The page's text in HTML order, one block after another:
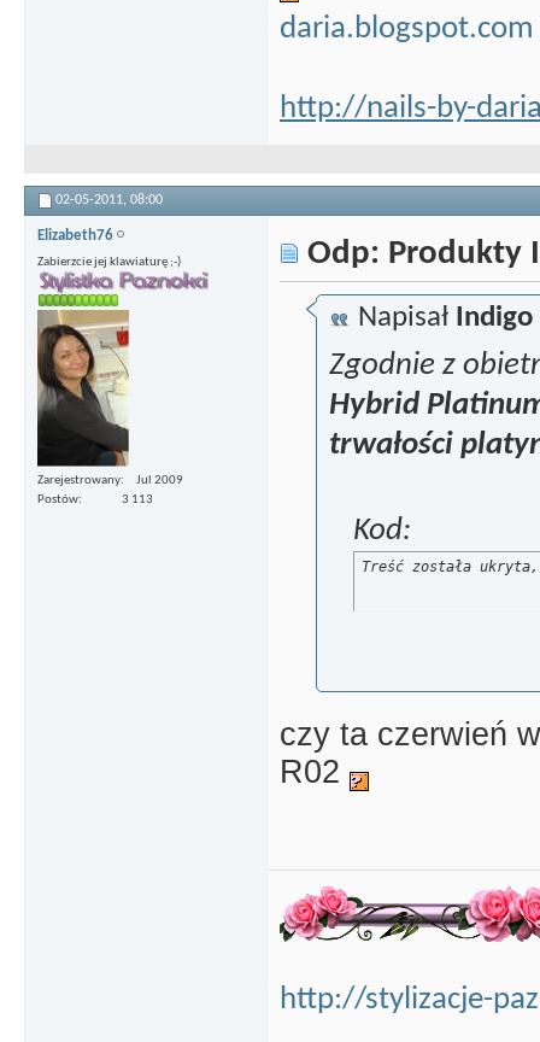
daria.blogspot.com
http://nails-by-
02-05-2011, 08:00
Elizabeth76
Zabierzcie jej klawiaturę ;-)
Zarejestrowany
Jul 2009
Postów
3 113
Odp: Produkty
Napisał Indigo
Zgodnie z
Hybrid
trwałości
Kod:
Treść została
czy ta czerwień
R02
http://stylizacje-